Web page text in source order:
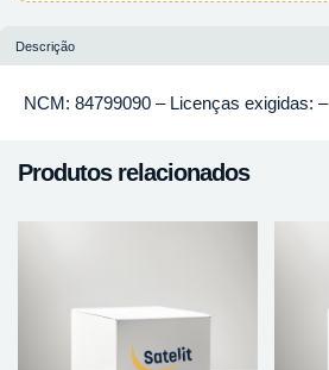
Descrição
NCM: 84799090 – Licenças exigidas: –
Produtos relacionados